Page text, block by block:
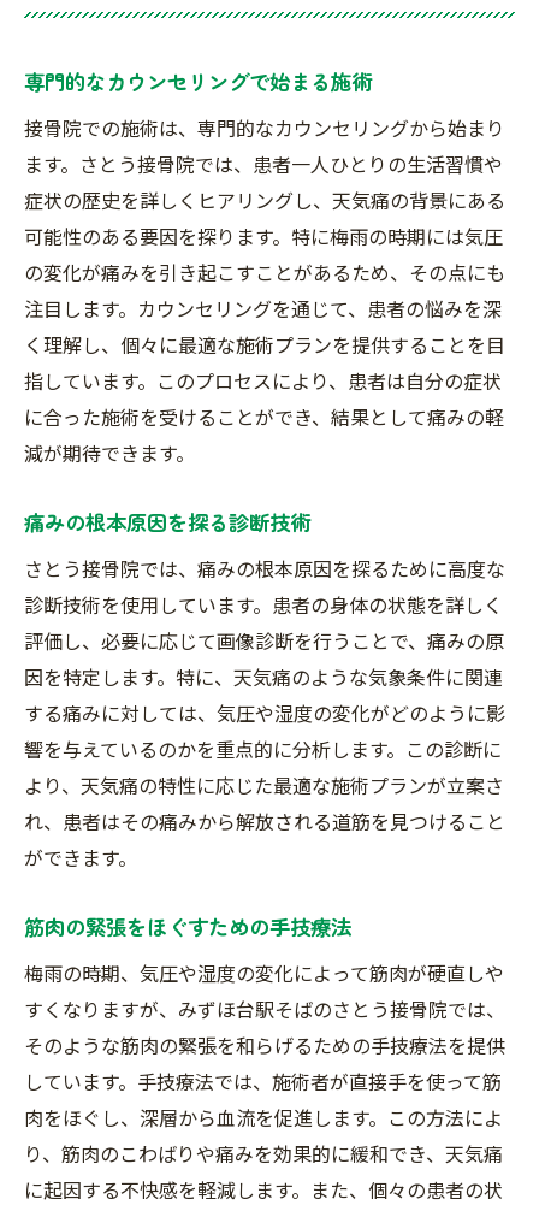
専門的なカウンセリングで始まる施術
接骨院での施術は、専門的なカウンセリングから始まり
ます。さとう接骨院では、患者一人ひとりの生活習慣や
症状の歴史を詳しくヒアリングし、天気痛の背景にある
可能性のある要因を探ります。特に梅雨の時期には気圧
の変化が痛みを引き起こすことがあるため、その点にも
注目します。カウンセリングを通じて、患者の悩みを深
く理解し、個々に最適な施術プランを提供することを目
指しています。このプロセスにより、患者は自分の症状
に合った施術を受けることができ、結果として痛みの軽
減が期待できます。
痛みの根本原因を探る診断技術
さとう接骨院では、痛みの根本原因を探るために高度な
診断技術を使用しています。患者の身体の状態を詳しく
評価し、必要に応じて画像診断を行うことで、痛みの原
因を特定します。特に、天気痛のような気象条件に関連
する痛みに対しては、気圧や湿度の変化がどのように影
響を与えているのかを重点的に分析します。この診断に
より、天気痛の特性に応じた最適な施術プランが立案さ
れ、患者はその痛みから解放される道筋を見つけること
ができます。
筋肉の緊張をほぐすための手技療法
梅雨の時期、気圧や湿度の変化によって筋肉が硬直しや
すくなりますが、みずほ台駅そばのさとう接骨院では、
そのような筋肉の緊張を和らげるための手技療法を提供
しています。手技療法では、施術者が直接手を使って筋
肉をほぐし、深層から血流を促進します。この方法によ
り、筋肉のこわばりや痛みを効果的に緩和でき、天気痛
に起因する不快感を軽減します。また、個々の患者の状